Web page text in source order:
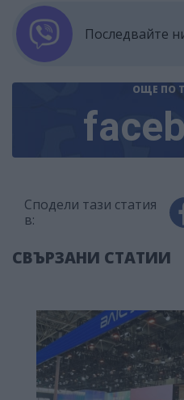
Последвайте
ОЩЕ ПО
Сподели тази статия
в:
СВЪРЗАНИ СТАТИИ